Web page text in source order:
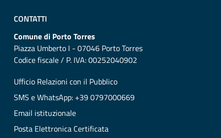
CONTATTI
Comune di Porto Torres
Piazza Umberto I - 07046 Porto Torres
Codice fiscale / P. IVA: 00252040902
Ufficio Relazioni con il Pubblico
SMS e WhatsApp: +39 0797000669
Email istituzionale
Posta Elettronica Certificata